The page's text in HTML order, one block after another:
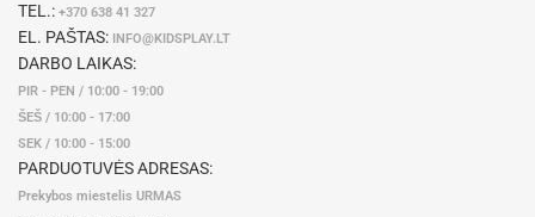
TEL.: +370 638 41 327
EL. PAŠTAS: INFO@KIDSPLAY.LT
DARBO LAIKAS:
PIR - PEN / 10:00 - 19:00
ŠEŠ / 10:00 - 17:00
SEK / 10:00 - 15:00
PARDUOTUVĖS ADRESAS:
Prekybos miestelis URMAS